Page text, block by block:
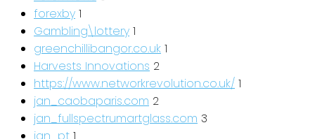
forexby 1
Gambling\lottery 1
greenchillibangor.co.uk 1
Harvests Innovations 2
https://www.networkrevolution.co.uk/ 1
jan_caobaparis.com 2
jan_fullspectrumartglass.com 3